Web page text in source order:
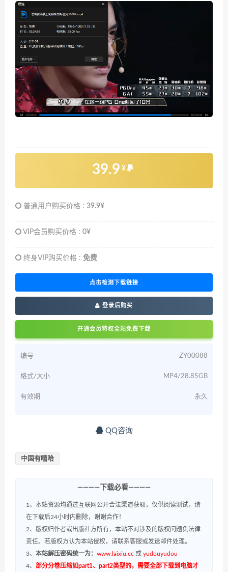
39.9 ¥
普通用户购买价格 : 39.9¥
VIP会员购买价格 : 0¥
终身VIP购买价格 : 免费
点击检测下载链接
登录后购买
开通会员特权全站免费下载
编号 ZY00088
格式/大小 MP4/28.85GB
有效期 永久
QQ咨询
中国有嘻哈
————下载必看————
1、本站资源均通过互联网公开合法渠道获取，仅供阅读测试，请
在下载后24小时内删除，谢谢合作！
2、版权归作者或出版社方所有，本站不对涉及的版权问题负法律
责任。若版权方认为本站侵权，请联系客服或发送邮件处理。
3、 本站解压密码统一为： www.laixiu.cc 或 yudouyudou
4、 部分分卷压缩如part1、part2类型的，需要全部下载到电脑才